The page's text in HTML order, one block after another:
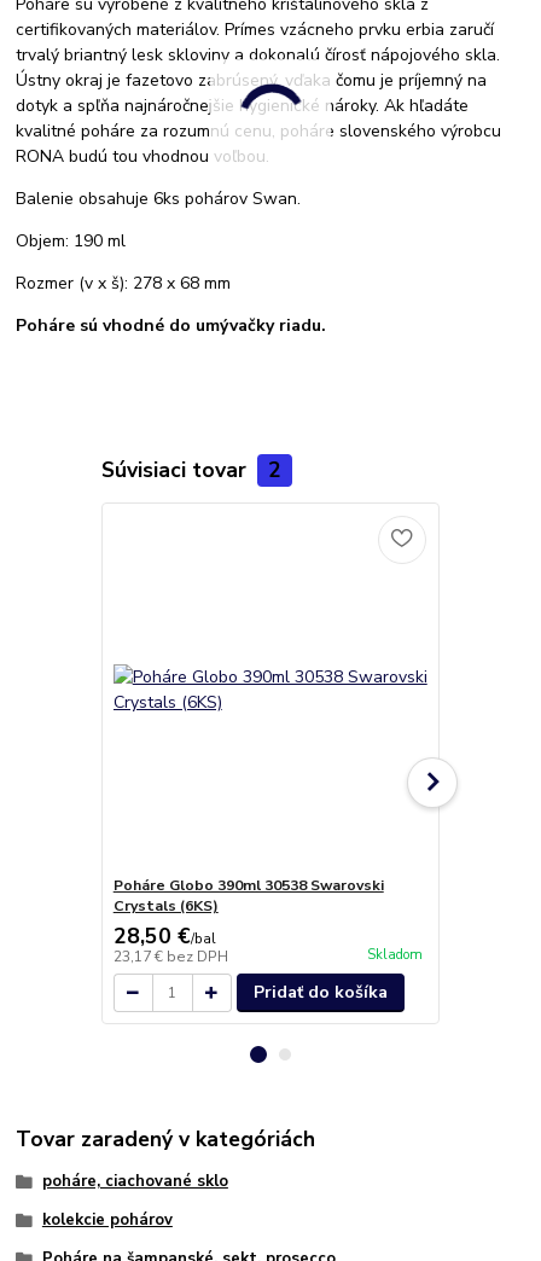
certifikovaných materiálov. Prímes vzácneho prvku erbia zaručí
trvalý briantný lesk skloviny a dokonalú čírosť nápojového skla.
Ústny okraj je fazetovo zabrúsený, vďaka čomu je príjemný na
dotyk a spľňa najnáročnejšie hygienické nároky. Ak hľadáte
kvalitné poháre za rozumnú cenu, poháre slovenského výrobcu
RONA budú tou vhodnou voľbou.
Balenie obsahuje 6ks pohárov Swan.
Objem: 190 ml
Rozmer (v x š): 278 x 68 mm
Poháre sú vhodné do umývačky riadu.
Súvisiaci tovar 2
Poháre Globo 390ml 30538 Swarovski
Crystals (6KS)
28,50 €/bal
23,17 € bez DPH Skladom
Pridať do košíka
Tovar zaradený v kategóriách
poháre, ciachované sklo
kolekcie pohárov